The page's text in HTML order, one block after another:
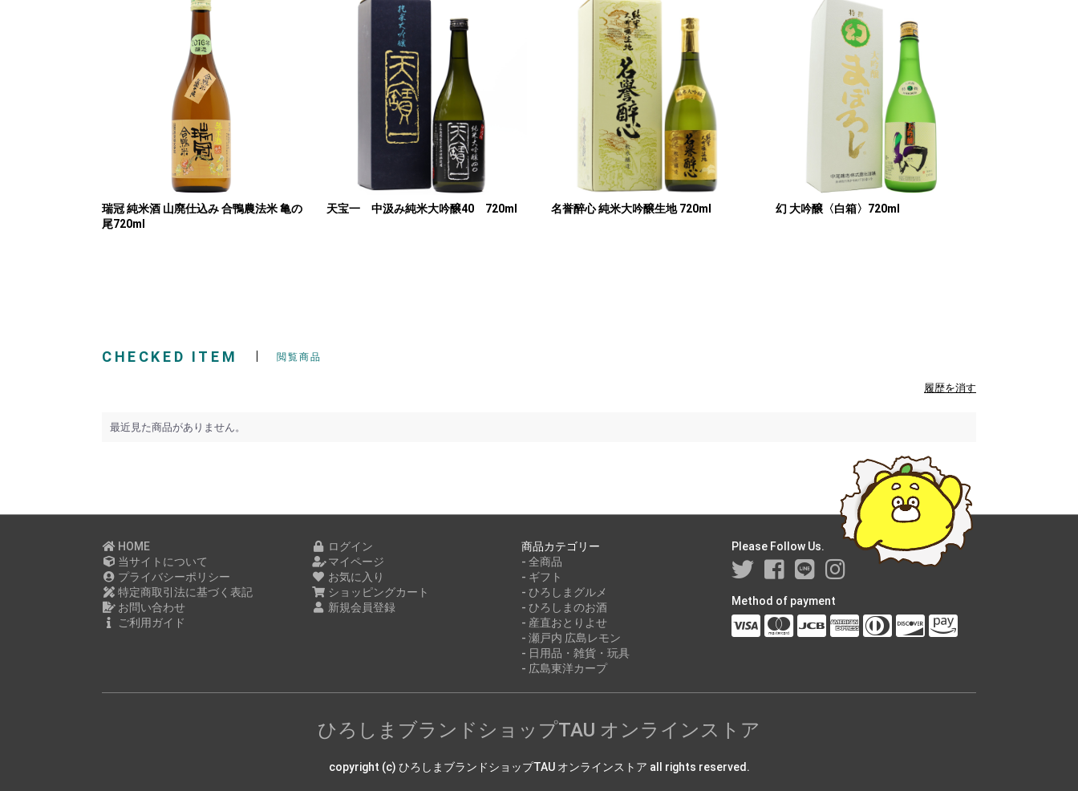
瑞冠 純米酒 山廃仕込み 合鴨農法米 亀の
尾720ml
天宝一 中汲み純米大吟醸40 720ml 名誉醉心 純米大吟醸生地 720ml 幻 大吟醸〈白箱〉720ml
CHECKED ITEM 閲覧商品
履歴を消す
最近見た商品がありません。
HOME
当サイトについて
プライバシーポリシー
特定商取引法に基づく表記
お問い合わせ
ご利用ガイド
ログイン
マイページ
お気に入り
ショッピングカート
新規会員登録
商品カテゴリー
- 全商品
- ギフト
- ひろしまグルメ
- ひろしまのお酒
- 産直おとりよせ
- 瀬戸内 広島レモン
- 日用品・雑貨・玩具
- 広島東洋カープ
Please Follow Us.
Method of payment
ひろしまブランドショップTAU オンラインストア
copyright (c) ひろしまブランドショップTAU オンラインストア all rights reserved.